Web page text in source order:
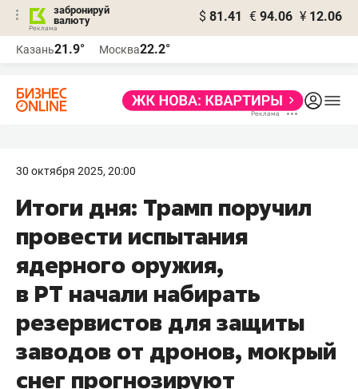
забронируй
валюту
$ 81.41 € 94.06 ¥ 12.06
Казань21.9° Москва22.2°
30 октября 2025, 20:00
Итоги дня: Трамп поручил
провести испытания
ядерного оружия,
в РТ начали набирать
резервистов для защиты
заводов от дронов, мокрый
снег прогнозируют